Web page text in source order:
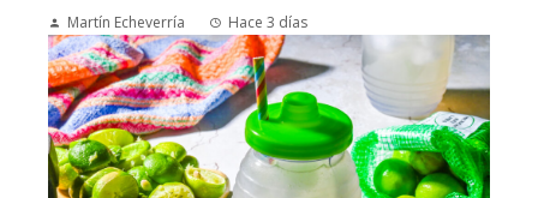
Martín Echeverría Hace 3 días